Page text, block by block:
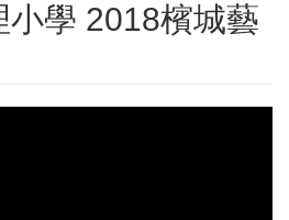
學 2018檳城藝